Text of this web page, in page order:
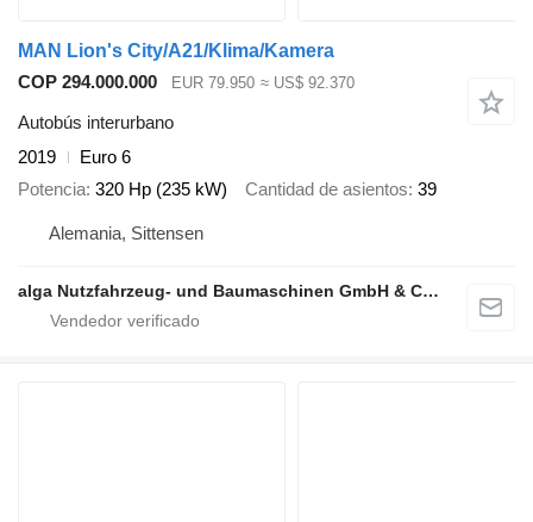
MAN Lion's City/A21/Klima/Kamera
COP 294.000.000
EUR 79.950 ≈ US$ 92.370
Autobús interurbano
2019
Euro 6
Potencia 320 Hp (235 kW) Cantidad de asientos 39
Alemania, Sittensen
alga Nutzfahrzeug- und Baumaschinen GmbH & Co. KG